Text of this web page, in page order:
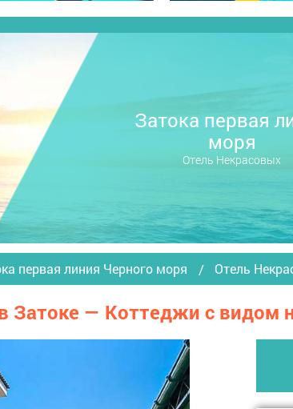
Затока первая
моря
Отель Некрасовых
первая линия Черного моря Отель
Затоке — Коттеджи с видом